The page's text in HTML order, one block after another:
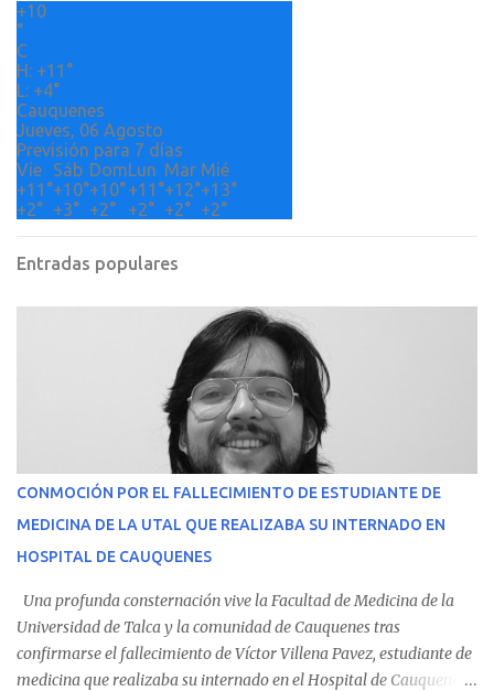
i
s
+10
°
C
H: +11°
L: +4°
Cauquenes
Jueves, 06 Agosto
Previsión para 7 días
Vie
Sáb DomLun Mar Mié
+11°+10°+10°+11°+12°+13°
+2° +3° +2° +2° +2° +2°
Entradas populares
CONMOCIÓN POR EL FALLECIMIENTO DE ESTUDIANTE DE
MEDICINA DE LA UTAL QUE REALIZABA SU INTERNADO EN
HOSPITAL DE CAUQUENES
Una profunda consternación vive la Facultad de Medicina de la
Universidad de Talca y la comunidad de Cauquenes tras
confirmarse el fallecimiento de Víctor Villena Pavez, estudiante de
medicina que realizaba su internado en el Hospital de Cauquenes.